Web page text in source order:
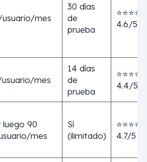
mes
30 días
de
prueba
⭐⭐⭐⭐⭐
4.6/5
mes
14 días
de
prueba
⭐⭐⭐⭐
4.4/5
luego 90
mes
Sí
(ilimitado)
⭐⭐⭐⭐⭐
4.7/5